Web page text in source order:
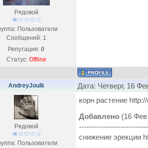
Рядовой
Пользователи
Сообщений: 1
Репутация: 0
Статус: Offline
AndreyJoulk Дата: Четверг, 16
Рядовой
Пользователи
корн растение
Добавлено (16
снижение эрекции